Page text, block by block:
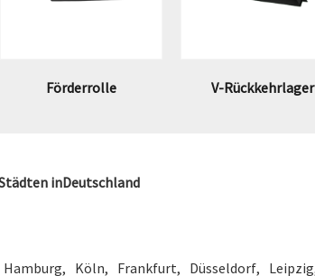
Förderrolle V-Rückkehrlager
inDeutschland
Hamburg Köln Frankfurt Düsseldorf Leipzig